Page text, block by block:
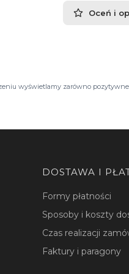
Oceń i
wyświetlamy zarówno
DOSTAWA I
Formy płatności
Sposoby i koszty
Czas realizacji
Faktury i paragony